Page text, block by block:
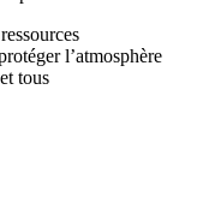
l’atmosphère
tous